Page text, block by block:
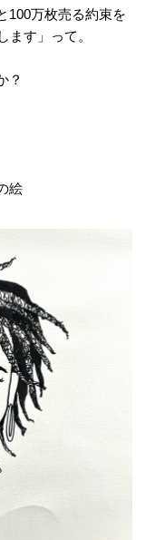
100万枚売る約束を
ます」って。
？
絵